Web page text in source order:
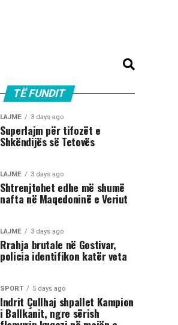
TË FUNDIT
LAJME 3 days ago
Superlajm për tifozët e
Shkëndijës së Tetovës
LAJME 3 days ago
Shtrenjtohet edhe më shumë
nafta në Maqedoninë e Veriut
LAJME 3 days ago
Rrahja brutale në Gostivar,
policia identifikon katër veta
SPORT 5 days ago
Indrit Çullhaj shpallet Kampion
i Ballkanit, ngre sërish